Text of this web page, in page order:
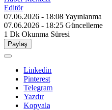
Editör
07.06.2026 - 18:08Yayınlanma
07.06.2026 - 18:25 Güncelleme
1 Dk Okunma Süresi
Paylaş
Linkedin
Pinterest
Telegram
Yazdır
Kopyala